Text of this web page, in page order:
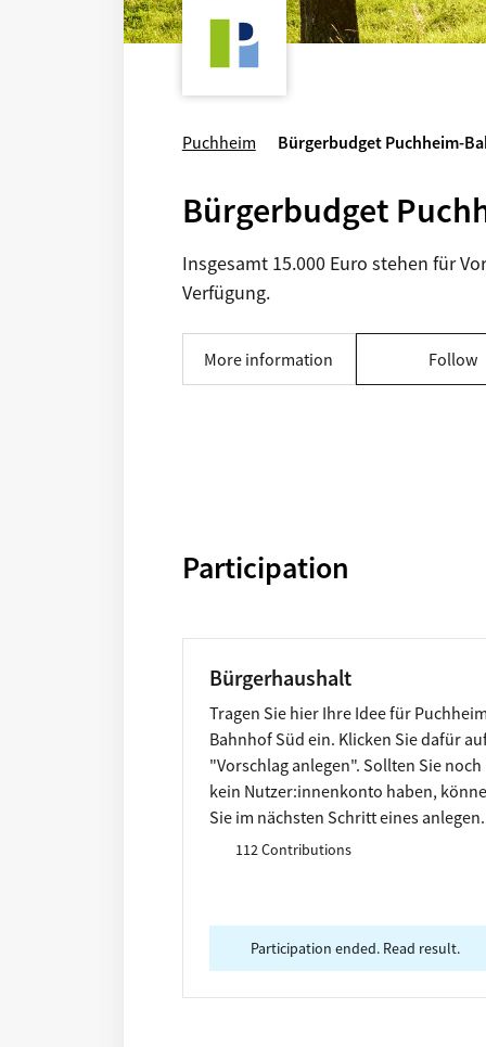
Puchheim Bürgerbudget Puchheim-
Bürgerbudget
Insgesamt 15.000 Euro stehen für
Verfügung.
More information Follow
Participation
Bürgerhaushalt
Tragen Sie hier Ihre Idee für
Bahnhof Süd ein. Klicken Sie dafür
"Vorschlag anlegen". Sollten Sie noch
kein Nutzer:innenkonto haben,
Sie im nächsten Schritt eines anlegen.
Anschließend geben Sie Titel, eine
in der Beschreibung an, ob Sie bereit
sind, an der Umsetzung Ihrer Idee
mitzuwirken. Wenn Sie keinen
bestimmten Ort für Ihre Idee angeben
112 Contributions
Participation ended. Read result.